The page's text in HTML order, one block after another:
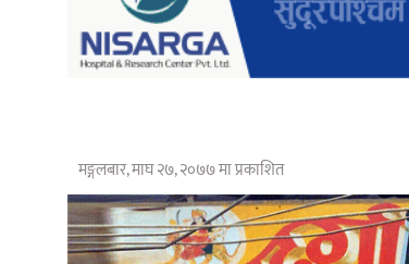
मङ्गलबार, माघ २७, २०७७ मा प्रकाशित